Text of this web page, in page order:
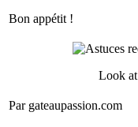
Par gateaupassion.com
Bon appétit !
Look at